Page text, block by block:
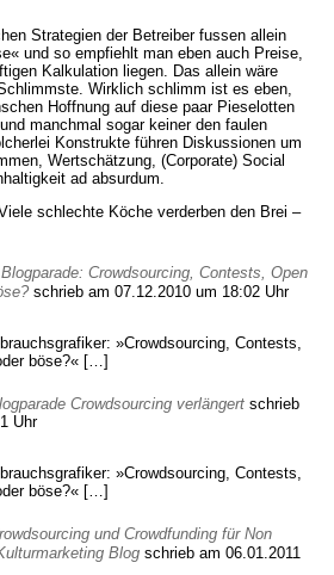
Strategien der Betreiber fussen allein
und so empfiehlt man eben auch Preise,
Kalkulation liegen. Das allein wäre
Wirklich schlimm ist es eben,
Hoffnung auf diese paar Pieselotten
manchmal sogar keiner den faulen
Konstrukte führen Diskussionen um
Wertschätzung, (Corporate) Social
ad absurdum.
schlechte Köche verderben den Brei –
Crowdsourcing, Contests, Open
schrieb am 07.12.2010 um 18:02 Uhr
»Crowdsourcing, Contests,
böse?« […]
Crowdsourcing verlängert schrieb
Uhr
»Crowdsourcing, Contests,
böse?« […]
und Crowdfunding für Non
Blog schrieb am 06.01.2011